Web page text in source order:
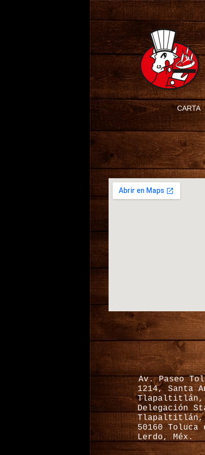
CARTA
Av. Paseo
1214, Santa
Tlapaltitlán,
Delegación
Tlapaltitlán,
50160 Toluca
Lerdo, Méx.